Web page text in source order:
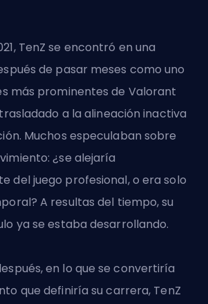
TenZ se encontró en una
de pasar meses como uno
más prominentes de Valorant
a la alineación inactiva
Muchos especulaban sobre
¿se alejaría
del juego profesional, o era solo
A resultas del tiempo, su
ya se estaba desarrollando.
en lo que se convertiría
que definiría su carrera, TenZ